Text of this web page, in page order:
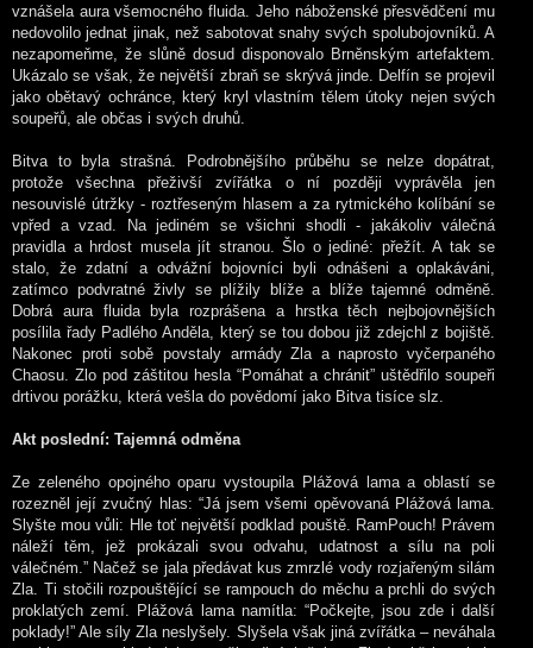
vznášela aura všemocného fluida. Jeho náboženské přesvědčení mu
nedovolilo jednat jinak, než sabotovat snahy svých spolubojovníků. A
nezapomeňme, že slůně dosud disponovalo Brněnským artefaktem.
Ukázalo se však, že největší zbraň se skrývá jinde. Delfín se projevil
jako obětavý ochránce, který kryl vlastním tělem útoky nejen svých
soupeřů, ale občas i svých druhů.
Bitva to byla strašná. Podrobnějšího průběhu se nelze dopátrat,
protože všechna přeživší zvířátka o ní později vyprávěla jen
nesouvislé útržky - roztřeseným hlasem a za rytmického kolíbání se
vpřed a vzad. Na jediném se všichni shodli - jakákoliv válečná
pravidla a hrdost musela jít stranou. Šlo o jediné: přežít. A tak se
stalo, že zdatní a odvážní bojovníci byli odnášeni a oplakáváni,
zatímco podvratné živly se plížily blíže a blíže tajemné odměně.
Dobrá aura fluida byla rozprášena a hrstka těch nejbojovnějších
posílila řady Padlého Anděla, který se tou dobou již zdejchl z bojiště.
Nakonec proti sobě povstaly armády Zla a naprosto vyčerpaného
Chaosu. Zlo pod záštitou hesla “Pomáhat a chránit” uštědřilo soupeři
drtivou porážku, která vešla do povědomí jako Bitva tisíce slz.
Akt poslední: Tajemná odměna
Ze zeleného opojného oparu vystoupila Plážová lama a oblastí se
rozezněl její zvučný hlas: “Já jsem všemi opěvovaná Plážová lama.
Slyšte mou vůli: Hle toť největší podklad pouště. RamPouch! Právem
náleží těm, jež prokázali svou odvahu, udatnost a sílu na poli
válečném.” Načež se jala předávat kus zmrzlé vody rozjařeným silám
Zla. Ti stočili rozpouštějící se rampouch do měchu a prchli do svých
proklatých zemí. Plážová lama namítla: “Počkejte, jsou zde i další
poklady!” Ale síly Zla neslyšely. Slyšela však jiná zvířátka – neváhala